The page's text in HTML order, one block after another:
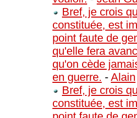
Bref, je crois
constituée, est
point faute de
qu'elle fera
qu'on cède
en guerre. - Alain
Bref, je crois
constituée, est